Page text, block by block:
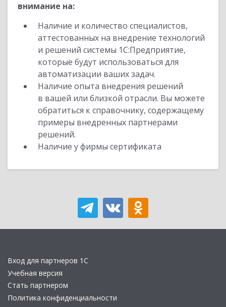
внимание на:
Наличие и количество специалистов,
аттестованных на внедрение технологий
и решений системы 1С:Предприятие,
которые будут использоваться для
автоматизации ваших задач.
Наличие опыта внедрения решений
в вашей или близкой отрасли. Вы можете
обратиться к справочнику, содержащему
примеры внедренных партнерами
решений.
Наличие у фирмы сертификата
Вход для партнеров 1С
Учебная версия
Стать партнером
Политика конфиденциальности